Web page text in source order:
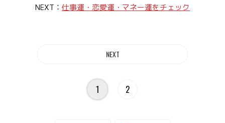
NEXT： 仕事運・恋愛運・マネー運をチェック
1 2